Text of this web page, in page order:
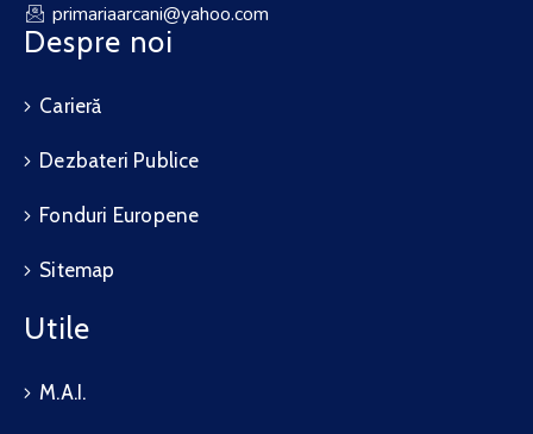
primariaarcani@yahoo.com
Despre noi
Carieră
Dezbateri Publice
Fonduri Europene
Sitemap
Utile
M.A.I.